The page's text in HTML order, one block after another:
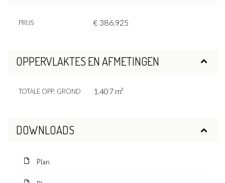
PRIJS € 386.925
OPPERVLAKTES EN AFMETINGEN
TOTALE OPP. GROND 1.407 m²
DOWNLOADS
Plan